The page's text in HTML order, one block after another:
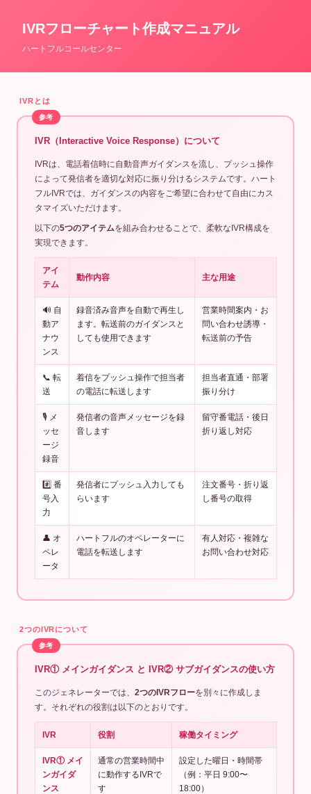
IVRフローチャート作成マニュアル
ハートフルコールセンター
IVRとは
IVR（Interactive Voice Response）について
IVRは、電話着信時に自動音声ガイダンスを流し、プッシュ操作
によって発信者を適切な対応に振り分けるシステムです。ハート
フルIVRでは、ガイダンスの内容をご希望に合わせて自由にカス
タマイズいただけます。
以下の5つのアイテムを組み合わせることで、柔軟なIVR構成を
実現できます。
アイ
テム
動作内容 主な用途
🔊 自
動ア
ナウ
ンス
録音済み音声を自動で再生し
ます。転送前のガイダンスと
しても使用できます
営業時間案内・お
問い合わせ誘導・
転送前の予告
📞 転
送
着信をプッシュ操作で担当者
の電話に転送します
担当者直通・部署
振り分け
🎙 メ
ッセ
ージ
録音
発信者の音声メッセージを録
音します
留守番電話・後日
折り返し対応
#️⃣ 番
号入
力
発信者にプッシュ入力しても
らいます
注文番号・折り返
し番号の取得
👤 オ
ペレ
ータ
ハートフルのオペレーターに
電話を転送します
有人対応・複雑な
お問い合わせ対応
2つのIVRについて
IVR① メインガイダンス と IVR② サブガイダンスの使い方
このジェネレーターでは、 2つのIVRフローを別々に作成しま
す。それぞれの役割は以下のとおりです。
IVR 役割 稼働タイミング
IVR① メイ
ンガイダ
ンス
通常の営業時間中
に動作するIVRで
す
設定した曜日・時間帯
（例：平日 9:00〜
18:00）